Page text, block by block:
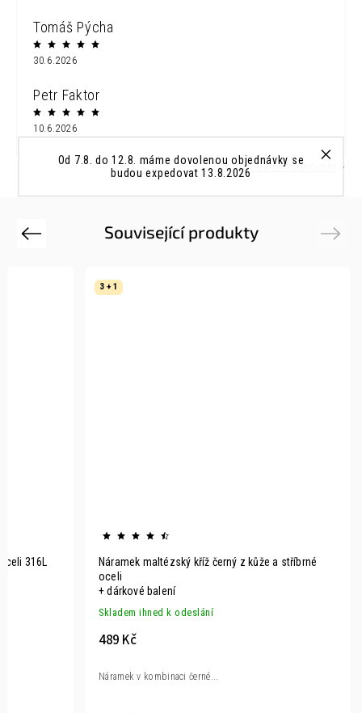
Od 7.8. do 12.8. máme dovolenou objednávky se
budou expedovat 13.8.2026
Tomáš Pýcha
30.6.2026
Petr Faktor
10.6.2026
Zobrazit další hodnocení
Související produkty
Previous
316L
3 + 1
Náramek maltézský kříž černý z kůže a stříbrné
oceli
+ dárkové balení
Skladem ihned k odeslání
489 Kč
Náramek v kombinaci černé...
Next